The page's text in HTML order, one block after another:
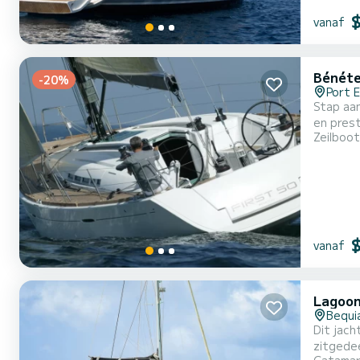
vanaf
-20%
Port
Stap
en prestaties op zee te
totale
Zeilboot
vanaf
Dit
zitgedeeltes,